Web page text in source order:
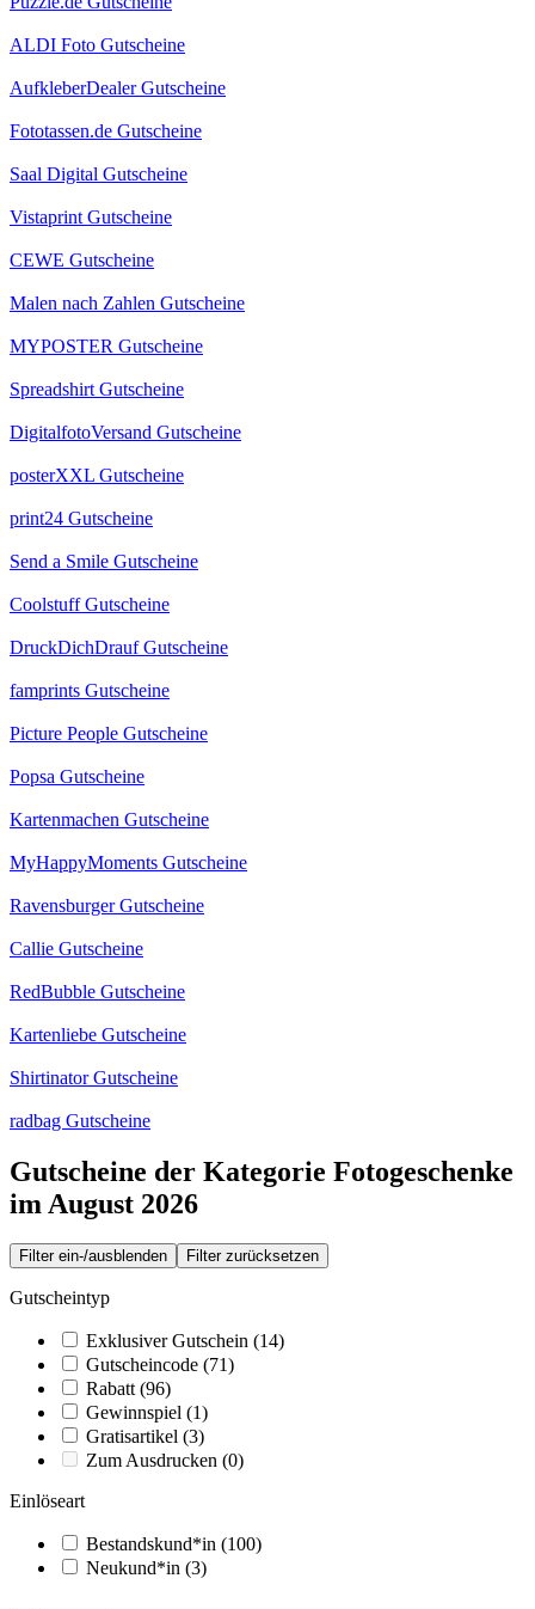
ALDI Foto Gutscheine
AufkleberDealer Gutscheine
Fototassen.de Gutscheine
Saal Digital Gutscheine
Vistaprint Gutscheine
CEWE Gutscheine
Malen nach Zahlen Gutscheine
MYPOSTER Gutscheine
Spreadshirt Gutscheine
DigitalfotoVersand Gutscheine
posterXXL Gutscheine
print24 Gutscheine
Send a Smile Gutscheine
Coolstuff Gutscheine
DruckDichDrauf Gutscheine
famprints Gutscheine
Picture People Gutscheine
Popsa Gutscheine
Kartenmachen Gutscheine
MyHappyMoments Gutscheine
Ravensburger Gutscheine
Callie Gutscheine
RedBubble Gutscheine
Kartenliebe Gutscheine
Shirtinator Gutscheine
radbag Gutscheine
Gutscheine der Kategorie Fotogeschenke
im August 2026
Filter ein-/ausblenden Filter zurücksetzen
Gutscheintyp
Exklusiver Gutschein (14)
Gutscheincode (71)
Rabatt(96)
Gewinnspiel (1)
Gratisartikel (3)
Zum Ausdrucken (0)
Einlöseart
Bestandskund*in (100)
Neukund*in (3)